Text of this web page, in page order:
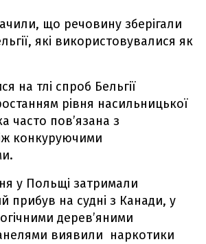
що речовину зберігали
які використовувалися як
на тлі спроб Бельгії
рівня насильницької
часто пов’язана з
конкуруючими
у Польщі затримали
прибув на судні з Канади, у
дерев’яними
виявили наркотики